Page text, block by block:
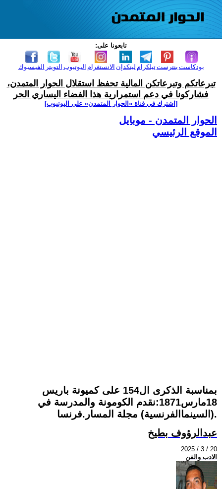
تابعونا على:
الفيسبوك التويتر اليوتيوب الانستغرام لينكدإن تيلكرامبنترست بودكاست
تبرعاتكم وتبرعاتكن المالية تحفظ استقلال الحوار المتمدن،
فشاركونا في دعم استمرارية هذا الفضاء اليساري الحر
[اشترك في قناة ‫«الحوار المتمدن» على اليوتيوب]
الحوار المتمدن - موبايل
الموقع الرئيسي
بمناسبة الذكرى ال154 على كميونة باريس
18مارس1871:نقدم الكومونة والمدرسة في
(السينماالفرنسية) مجلة المسار.فرنسا.
عبدالرؤوف بطيخ
2025 / 3 / 20
الادب والفن